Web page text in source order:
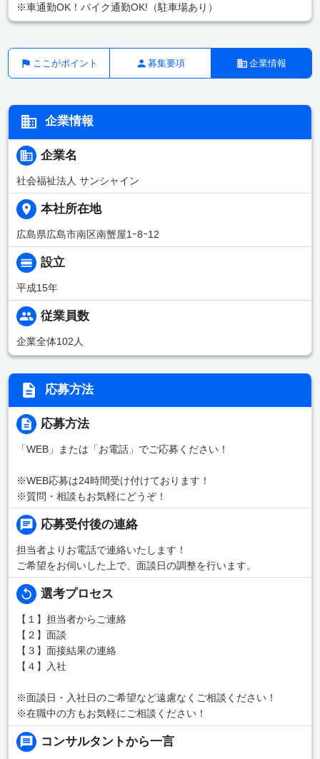
※車通勤OK！バイク通勤OK!（駐車場あり）
ここがポイント 募集要項 企業情報
企業情報
企業名
社会福祉法人 サンシャイン
本社所在地
広島県広島市南区南蟹屋1ｰ8ｰ12
設立
平成15年
従業員数
企業全体102人
応募方法
応募方法
「WEB」または「お電話」でご応募ください！
※WEB応募は24時間受け付けております！
※質問・相談もお気軽にどうぞ！
応募受付後の連絡
担当者よりお電話で連絡いたします！
ご希望をお伺いした上で、面談日の調整を行います。
選考プロセス
【１】担当者からご連絡
【２】面談
【３】面接結果の連絡
【４】入社
※面談日・入社日のご希望など遠慮なくご相談ください！
※在職中の方もお気軽にご相談ください！
コンサルタントから一言